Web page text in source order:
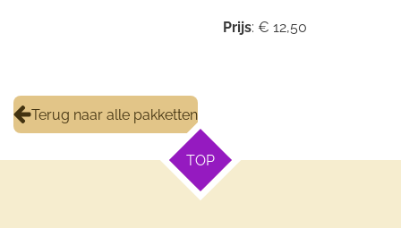
Prijs: € 12,50
Terug naar alle pakketten
TOP